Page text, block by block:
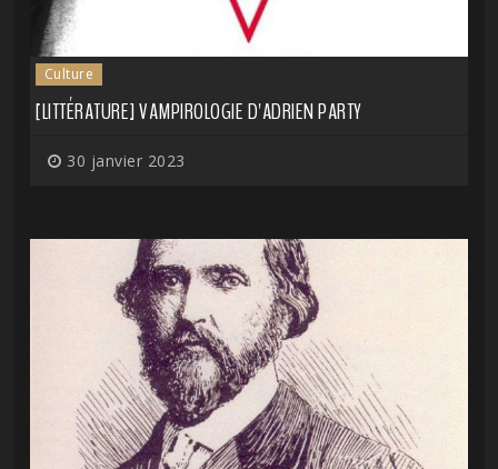
Culture
[LITTÉRATURE] VAMPIROLOGIE D'ADRIEN PARTY
30 janvier 2023